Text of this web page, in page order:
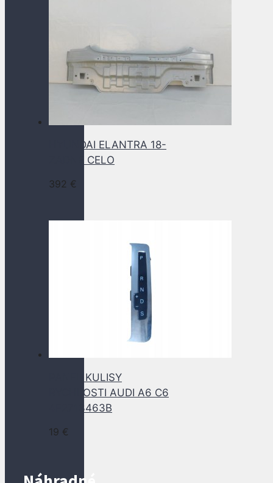
HYUNDAI ELANTRA 18-
ZADNE CELO
392 €
PANEL KULISY
RYCHLOSTI AUDI A6 C6
4F2713463B
19 €